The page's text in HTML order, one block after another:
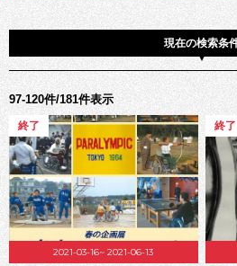
現在の検索条
97-120件/181件表示
終了
2021-03-16~ 2021-06-13
終了